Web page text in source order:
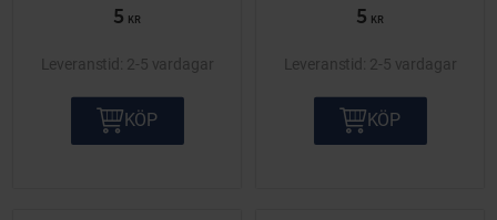
5 KR
2-5 vardagar
KÖP
5 KR
2-5 vardagar
KÖP